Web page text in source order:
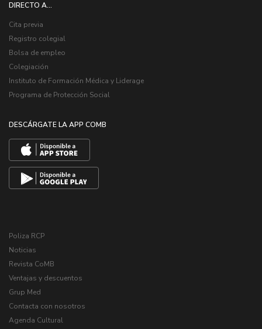
DIRECTO A...
Cita previa
Registro colegial
Bolsa de empleo
Colegiación
Instituto de Formación Médica y Liderage
Programa de Protección Social
DESCÁRGATE LA APP COMB
Poliza RCP
Noticias
Revista CoMB
Ventajas y descuentos
Grup Med
Contacta con nosotros
Agenda Cultural